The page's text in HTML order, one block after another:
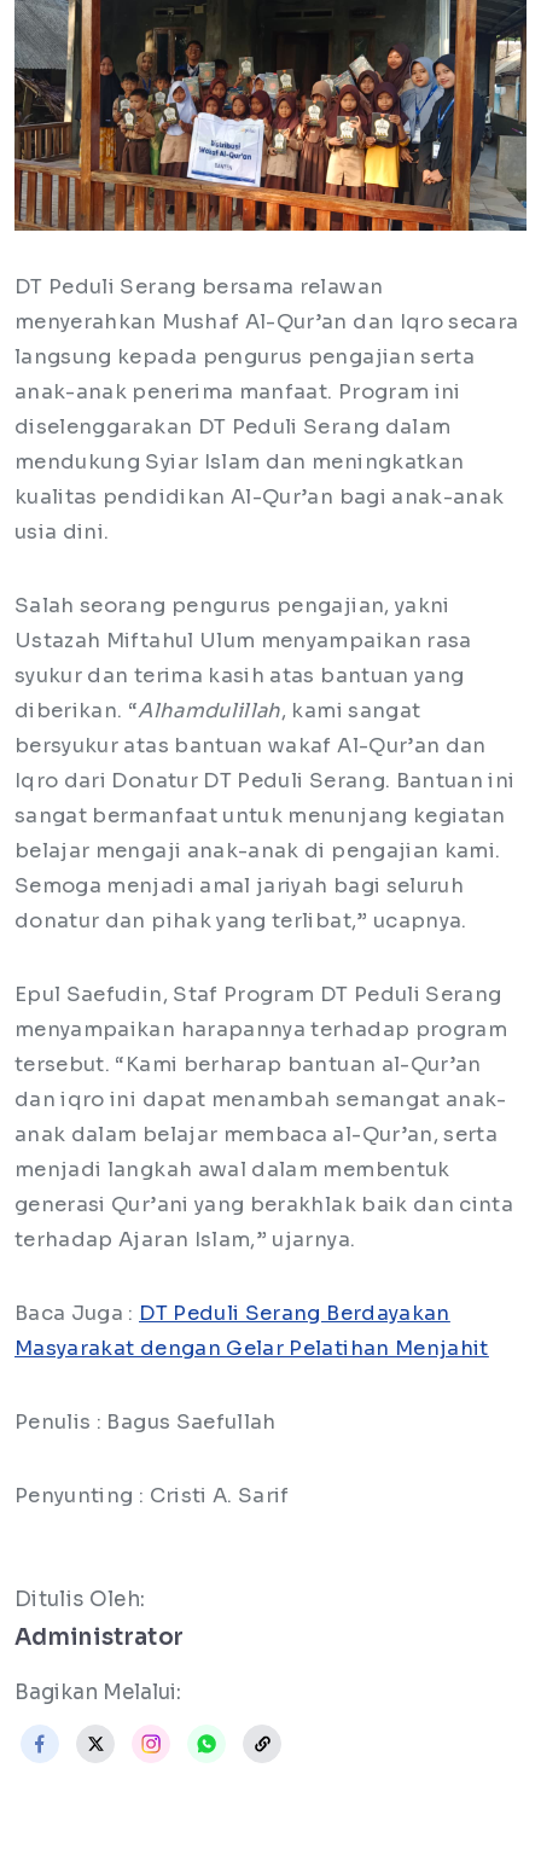
DT Peduli Serang bersama relawan
menyerahkan Mushaf Al-Qur’an dan Iqro secara
langsung kepada pengurus pengajian serta
anak-anak penerima manfaat. Program ini
diselenggarakan DT Peduli Serang dalam
mendukung Syiar Islam dan meningkatkan
kualitas pendidikan Al-Qur’an bagi anak-anak
usia dini.
Salah seorang pengurus pengajian, yakni
Ustazah Miftahul Ulum menyampaikan rasa
syukur dan terima kasih atas bantuan yang
diberikan. “Alhamdulillah, kami sangat
bersyukur atas bantuan wakaf Al-Qur’an dan
Iqro dari Donatur DT Peduli Serang. Bantuan ini
sangat bermanfaat untuk menunjang kegiatan
belajar mengaji anak-anak di pengajian kami.
Semoga menjadi amal jariyah bagi seluruh
donatur dan pihak yang terlibat,” ucapnya.
Epul Saefudin, Staf Program DT Peduli Serang
menyampaikan harapannya terhadap program
tersebut. “Kami berharap bantuan al-Qur’an
dan iqro ini dapat menambah semangat anak-
anak dalam belajar membaca al-Qur’an, serta
menjadi langkah awal dalam membentuk
generasi Qur’ani yang berakhlak baik dan cinta
terhadap Ajaran Islam,” ujarnya.
Baca Juga : DT Peduli Serang Berdayakan
Masyarakat dengan Gelar Pelatihan Menjahit
Penulis : Bagus Saefullah
Penyunting : Cristi A. Sarif
Ditulis Oleh:
Administrator
Bagikan Melalui: